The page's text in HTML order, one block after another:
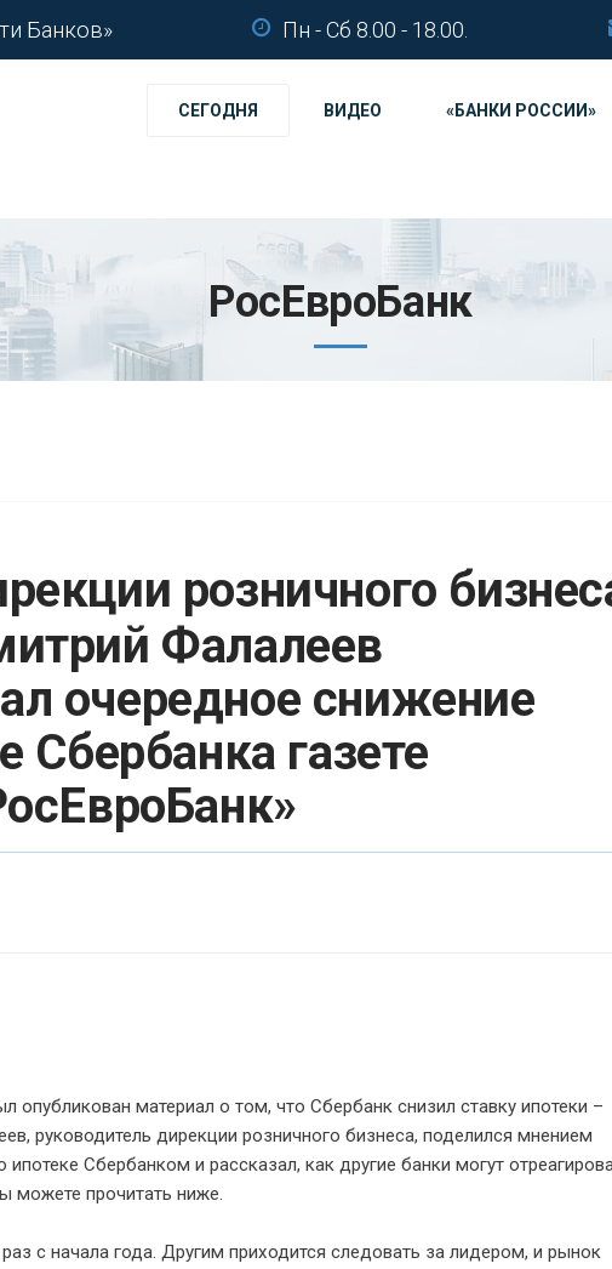
Банков» Пн - Сб 8.00 - 18.00.
СЕГОДНЯ ВИДЕО «БАНКИ РОССИИ»
РосЕвроБанк
розничного
Фалалеев
очередное снижение
Сбербанка газете
опубликован материал о том, что Сбербанк снизил ставку ипотеки –
руководитель дирекции розничного бизнеса, поделился мнением
Сбербанком и рассказал, как другие банки могут
можете прочитать ниже.
с начала года. Другим приходится следовать за лидером, и рынок